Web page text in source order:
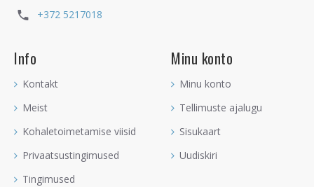
+372 5217018
Info
Kontakt
Meist
Kohaletoimetamise viisid
Privaatsustingimused
Tingimused
Minu konto
Minu konto
Tellimuste ajalugu
Sisukaart
Uudiskiri